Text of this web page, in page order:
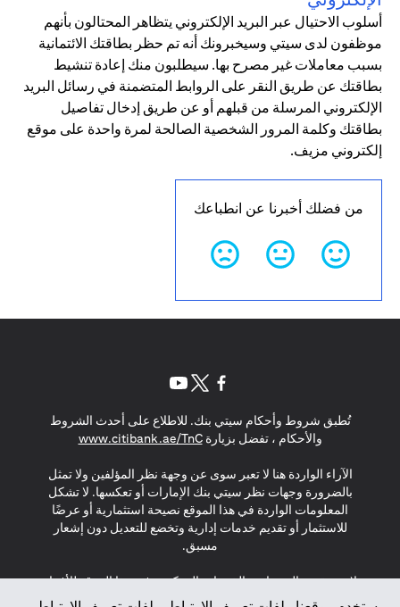
أسلوب الاحتيال عبر البريد الإلكتروني يتظاهر المحتالون بأنهم
موظفون لدى سيتي وسيخبرونك أنه تم حظر بطاقتك الائتمانية
بسبب معاملات غير مصرح بها. سيطلبون منك إعادة تنشيط
بطاقتك عن طريق النقر على الروابط المتضمنة في رسائل البريد
الإلكتروني المرسلة من قبلهم أو عن طريق إدخال تفاصيل
بطاقتك وكلمة المرور الشخصية الصالحة لمرة واحدة على موقع
إلكتروني مزيف.
من فضلك أخبرنا عن انطباعك
تُطبق شروط وأحكام سيتي بنك. للاطلاع على أحدث الشروط
والأحكام ، تفضل بزيارةwww.citibank.ae/TnC
in a new tab
الآراء الواردة هنا لا تعبر سوى عن وجهة نظر المؤلفين ولا تمثل
بالضرورة وجهات نظر سيتي بنك الإمارات أو تعكسها. لا تشكل
المعلومات الواردة في هذا الموقع نصيحة استثمارية أو عرضًا
للاستثمار أو تقديم خدمات إدارية وتخضع للتعديل دون إشعار
مسبق.
لا يتم تقديم المنتجات والخدمات المذكورة في هذا الموقع للأفراد
المقيمين في الاتحاد الأوروبي أو المنطقة الاقتصادية الأوروبية أو